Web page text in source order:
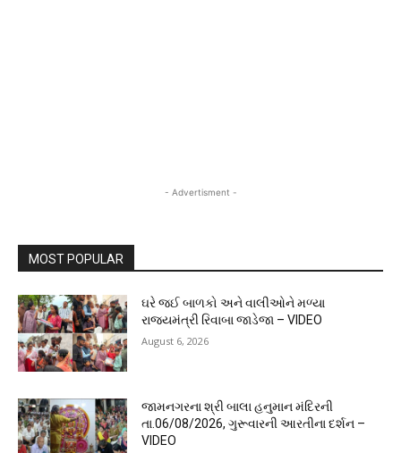
- Advertisment -
MOST POPULAR
ઘરે જઈ બાળકો અને વાલીઓને મળ્યા
રાજ્યમંત્રી રિવાબા જાડેજા – VIDEO
August 6, 2026
જામનગરના શ્રી બાલા હનુમાન મંદિરની
તા.06/08/2026, ગુરૂવારની આરતીના દર્શન –
VIDEO